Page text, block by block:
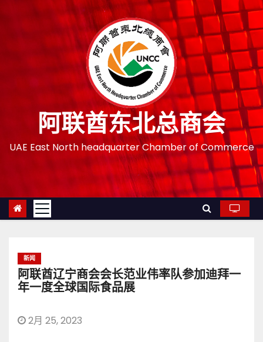
阿联酋东北总商会
UAE East North headquarter Chamber of Commerce
新闻
阿联酋辽宁商会会长范业伟率队参加迪拜一
年一度全球国际食品展
2月 25, 2023